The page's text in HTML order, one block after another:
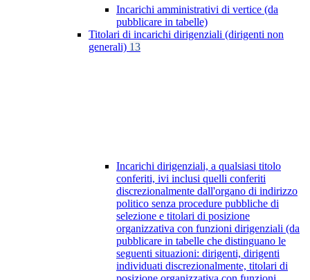
Incarichi amministrativi di vertice (da
pubblicare in tabelle)
Titolari di incarichi dirigenziali (dirigenti non
generali) 13
Incarichi dirigenziali, a qualsiasi titolo
conferiti, ivi inclusi quelli conferiti
discrezionalmente dall'organo di indirizzo
politico senza procedure pubbliche di
selezione e titolari di posizione
organizzativa con funzioni dirigenziali (da
pubblicare in tabelle che distinguano le
seguenti situazioni: dirigenti, dirigenti
individuati discrezionalmente, titolari di